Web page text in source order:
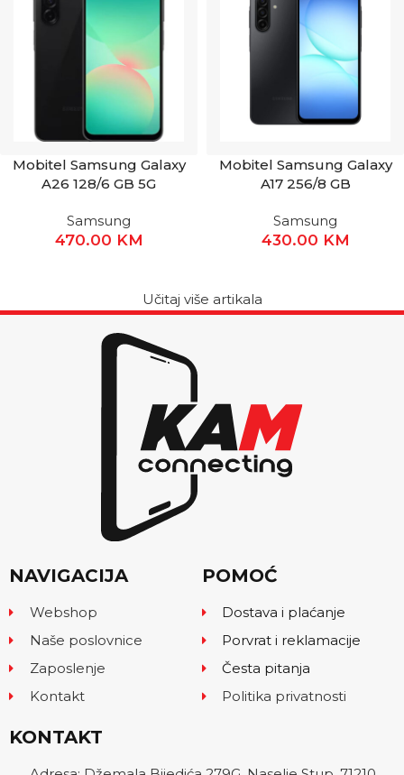
Mobitel Samsung Galaxy
A26 128/6 GB 5G
Samsung
470.00 KM
Mobitel Samsung Galaxy
A17 256/8 GB
Samsung
430.00 KM
Učitaj više artikala
NAVIGACIJA
Webshop
Naše poslovnice
Zaposlenje
Kontakt
POMOĆ
Dostava i plaćanje
Porvrat i reklamacije
Česta pitanja
Politika privatnosti
KONTAKT